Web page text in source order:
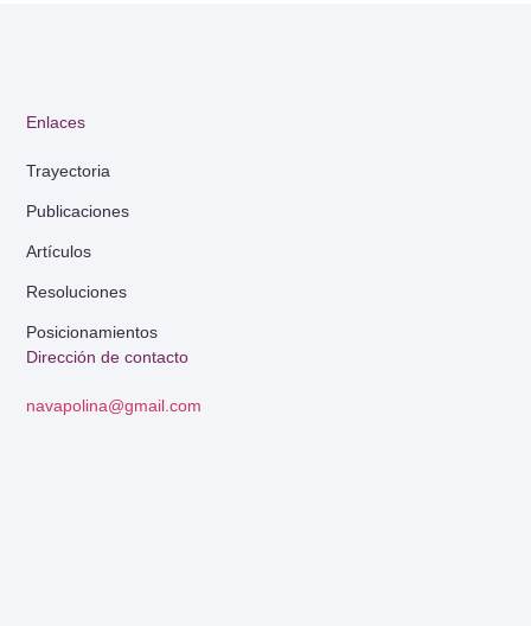
Dirección de contacto
navapolina@gmail.com
Enlaces
Trayectoria
Publicaciones
Artículos
Resoluciones
Posicionamientos